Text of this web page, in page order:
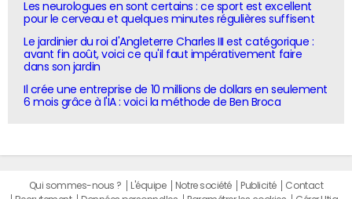
Les neurologues en sont certains : ce sport est excellent
pour le cerveau et quelques minutes régulières suffisent
Le jardinier du roi d'Angleterre Charles III est catégorique :
avant fin août, voici ce qu'il faut impérativement faire
dans son jardin
Il crée une entreprise de 10 millions de dollars en seulement
6 mois grâce à l'IA : voici la méthode de Ben Broca
Qui sommes-nous ? L'équipe Notre société Publicité
Contact